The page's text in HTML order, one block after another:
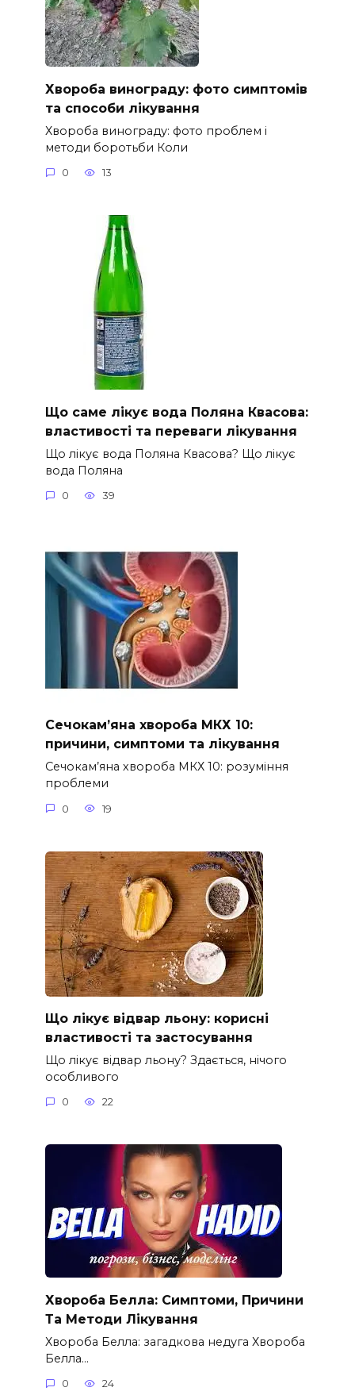
Хвороба винограду: фото симптомів
та способи лікування
Хвороба винограду: фото проблем і
методи боротьби Коли
0 13
Що саме лікує вода Поляна Квасова:
властивості та переваги лікування
Що лікує вода Поляна Квасова? Що лікує
вода Поляна
0 39
Сечокам’яна хвороба МКХ 10:
причини, симптоми та лікування
Сечокам’яна хвороба МКХ 10: розуміння
проблеми
0 19
Що лікує відвар льону: корисні
властивості та застосування
Що лікує відвар льону? Здається, нічого
особливого
0 22
Хвороба Белла: Симптоми, Причини
Та Методи Лікування
Хвороба Белла: загадкова недуга Хвороба
Белла…
0 24